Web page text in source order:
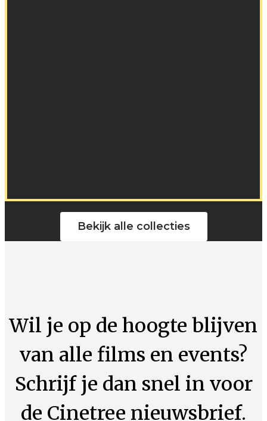
Bekijk alle collecties
Wil je op de hoogte blijven
van alle films en events?
Schrijf je dan snel in voor
de Cinetree nieuwsbrief.